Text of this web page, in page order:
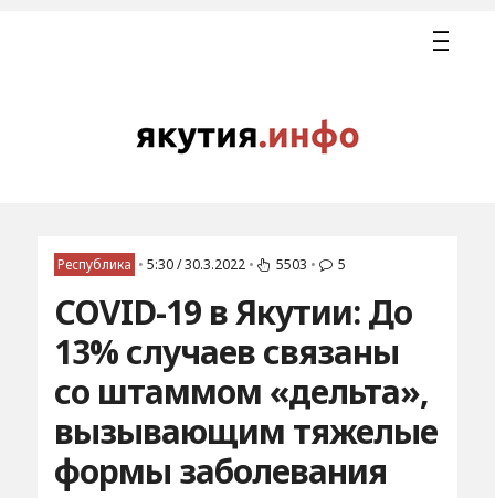
Республика • 5:30 / 30.3.2022 • 5503 • 5
COVID-19 в Якутии: До
13% случаев связаны
со штаммом «дельта»,
вызывающим тяжелые
формы заболевания